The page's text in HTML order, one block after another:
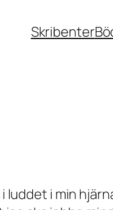
Skribenter
i min